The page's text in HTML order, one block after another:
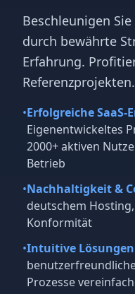
Beschleunigen
durch bewährte
Erfahrung.
Referenzprojekten.
•Erfolgreiche
Eigenentwickeltes
2000+ aktiven
Betrieb
•Nachhaltigkeit &
deutschem
Konformität
•Intuitive
Prozesse